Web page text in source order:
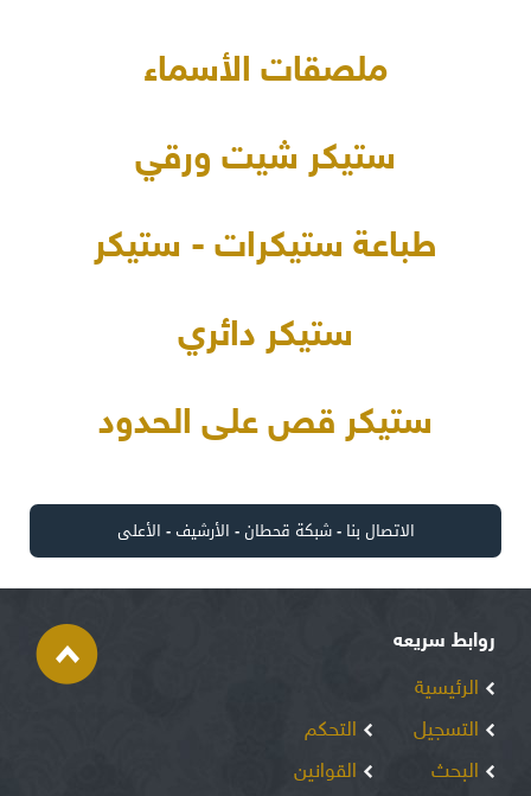
ملصقات الأسماء
ستيكر شيت ورقي
طباعة ستيكرات - ستيكر
ستيكر دائري
ستيكر قص على الحدود
الاتصال بنا -شبكة قحطان- الأرشيف- الأعلى
روابط سريعه
الرئيسية
التسجيل
البحث
التحكم
القوانين